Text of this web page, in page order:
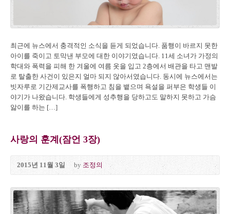
최근에 뉴스에서 충격적인 소식을 듣게 되었습니다. 품행이 바르지 못한
아이를 죽이고 토막낸 부모에 대한 이야기였습니다. 11세 소녀가 가정의
학대와 폭력을 피해 한 겨울에 여름 옷을 입고 2층에서 배관을 타고 맨발
로 탈출한 사건이 있은지 얼마 되지 않아서였습니다. 동시에 뉴스에서는
빗자루로 기간제교사를 폭행하고 침을 뱉으며 욕설을 퍼부은 학생들 이
야기가 나왔습니다. 학생들에게 성추행을 당하고도 말하지 못하고 가슴
앓이를 하는 […]
사랑의 훈계(잠언 3장)
2015년 11월 3일 by 조정의